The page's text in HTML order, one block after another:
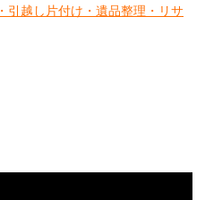
引越し片付け・遺品整理・リサ